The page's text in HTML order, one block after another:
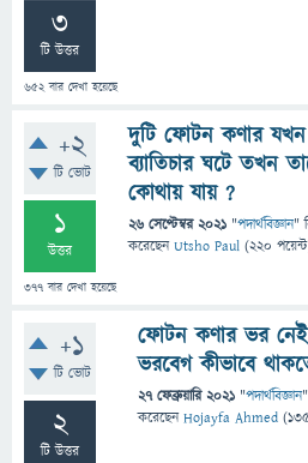
3
টি উত্তর
652বার দেখা হয়েছে
+2
টি ভোট
1
উত্তর
377 বার দেখা হয়েছে
দুটি ফোটন কণার যখন
ব্যাতিচার ঘটে তখন
কোথায় যায় ?
26 সেপ্টেম্বর 2021 "পদার্থবিজ্ঞান"
করেছেনUtsho Paul (220
+1
টি ভোট
2
টি উত্তর
ফোটন কণার ভর
ভরবেগ কীভাবে
27 ফেব্রুয়ারি 2021 "পদার্থবিজ্ঞান
করেছেনHojayfa Ahmed (